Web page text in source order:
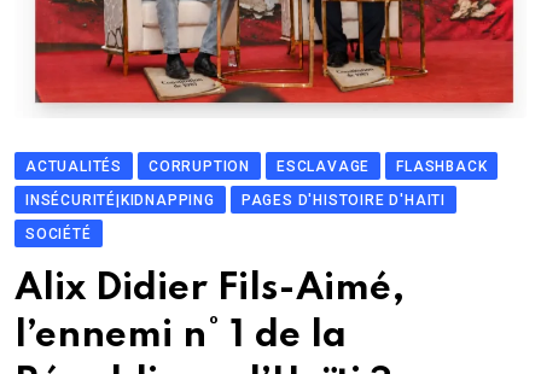
ACTUALITÉS CORRUPTION ESCLAVAGE
FLASHBACK
INSÉCURITÉ|KIDNAPPING
PAGES D'HISTOIRE D'HAITI
SOCIÉTÉ
Alix Didier Fils-Aimé,
l’ennemi n° 1 de la